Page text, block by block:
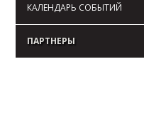
КАЛЕНДАРЬ СОБЫТИЙ
ПАРТНЕРЫ